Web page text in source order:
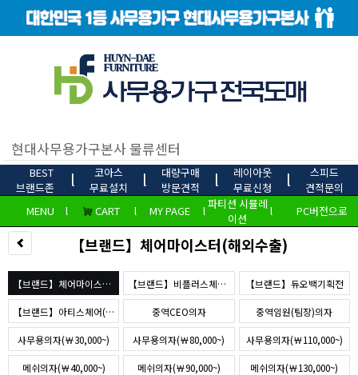
BEST
브랜드존
l
코아스
무료설치
l
대량구매
방문견적
l
레이아웃
무료신청
l
스피드
견적문의
MENU
l CART l MY PAGE l파티션 시뮬레
이션
l PC버전으로
【브랜드】체어마이스터(해외수출)
【브랜드】체어마이스터(해외수출) 【브랜드】비플러스체어(b+) 【브랜드】듀오백기획전
【브랜드】아티스체어(JC) 중역CEO의자 중역임원(팀장)의자
사무용의자(￦30,000~) 사무용의자(￦80,000~) 사무용의자(￦110,000~)
메쉬의자(￦40,000~) 메쉬의자(￦90,000~) 메쉬의자(￦130,000~)